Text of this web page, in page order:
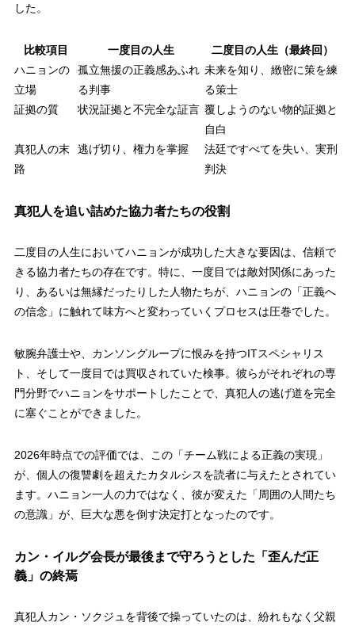
した。
比較項目 一度目の人生
二度目の人生（最終回）
ハニョンの
立場
孤立無援の正義感あふれ
る判事
未来を知り、緻密に策を練
る策士
証拠の質
状況証拠と不完全な証言 覆しようのない物的証拠と
自白
真犯人の末
路
逃げ切り、権力を掌握
法廷ですべてを失い、実刑
判決
真犯人を追い詰めた協力者たちの役割
二度目の人生においてハニョンが成功した大きな要因は、信頼で
きる協力者たちの存在です。特に、一度目では敵対関係にあった
り、あるいは無縁だったりした人物たちが、ハニョンの「正義へ
の信念」に触れて味方へと変わっていくプロセスは圧巻でした。
敏腕弁護士や、カンソングループに恨みを持つITスペシャリス
ト、そして一度目では買収されていた検事。彼らがそれぞれの専
門分野でハニョンをサポートしたことで、真犯人の逃げ道を完全
に塞ぐことができました。
2026年時点での評価では、この「チーム戦による正義の実現」
が、個人の復讐劇を超えたカタルシスを読者に与えたとされてい
ます。ハニョン一人の力ではなく、彼が変えた「周囲の人間たち
の意識」が、巨大な悪を倒す決定打となったのです。
カン・イルグ会長が最後まで守ろうとした「歪んだ正
義」の終焉
真犯人カン・ソクジュを背後で操っていたのは、紛れもなく父親